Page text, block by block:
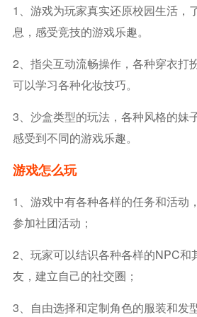
1、游戏为玩家真实还原校园生活，
息，感受竞技的游戏乐趣。
2、指尖互动流畅操作，各种穿衣打
可以学习各种化妆技巧。
3、沙盒类型的玩法，各种风格的妹
感受到不同的游戏乐趣。
游戏怎么玩
1、游戏中有各种各样的任务和活动
参加社团活动；
2、玩家可以结识各种各样的NPC和
友，建立自己的社交圈；
3、自由选择和定制角色的服装和发